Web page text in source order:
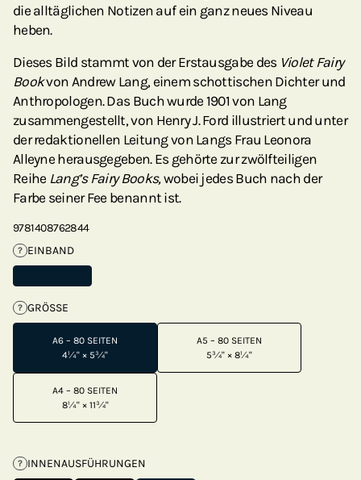
die alltäglichen Notizen auf ein ganz neues Niveau
heben.
Dieses Bild stammt von der Erstausgabe des Violet Fairy
Bookvon Andrew Lang, einem schottischen Dichter und
Anthropologen. Das Buch wurde 1901 von Lang
zusammengestellt, von Henry J. Ford illustriert und unter
der redaktionellen Leitung von Langs Frau Leonora
Alleyne herausgegeben. Es gehörte zur zwölfteiligen
Reihe Lang’s Fairy Books,wobei jedes Buch nach der
Farbe seiner Fee benannt ist.
9781408762844
? EINBAND
? GRÖSSE
A6 – 80 SEITEN
4¼" × 5¾"
A5 – 80 SEITEN
5¾" × 8¼"
A4 – 80 SEITEN
8¼" × 11¾"
? INNENAUSFÜHRUNGEN